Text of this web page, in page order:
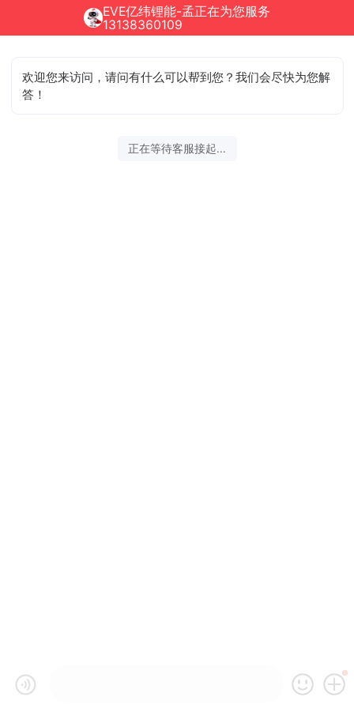
EVE亿纬锂能-孟正在为您服务
13138360109
欢迎您来访问，请问有什么可以帮到您？我们会尽快为您解
答！
正在等待客服接起...